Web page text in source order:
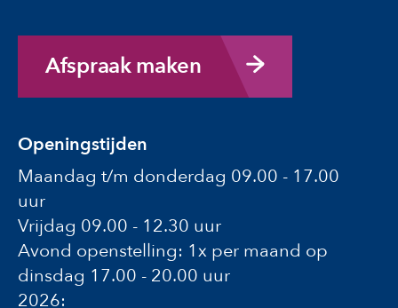
Afspraak maken
Openingstijden
Maandag t/m donderdag 09.00 - 17.00
uur
Vrijdag 09.00 - 12.30 uur
Avond openstelling: 1x per maand op
dinsdag 17.00 - 20.00 uur
2026: